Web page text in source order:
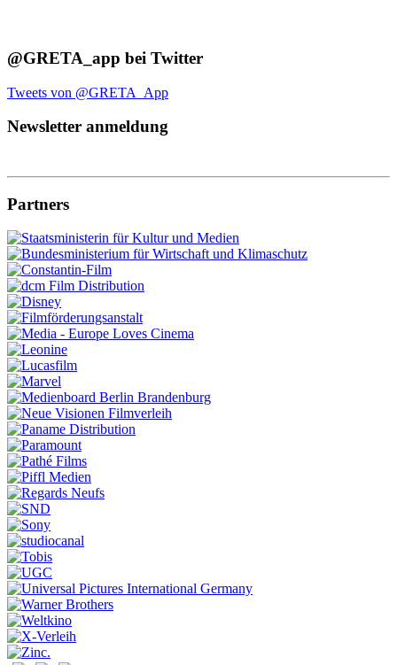
@GRETA_app bei Twitter
Tweets von @GRETA_App
Newsletter anmeldung
Partners